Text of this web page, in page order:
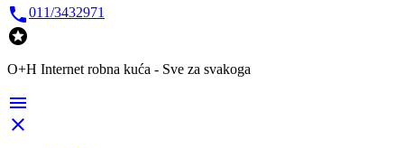
011/3432971

O+H Internet robna kuća - Sve za svakoga

